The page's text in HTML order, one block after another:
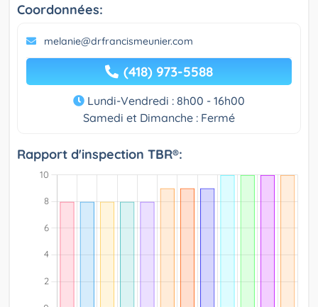
Coordonnées:
melanie@drfrancismeunier.com
(418) 973-5588
Lundi-Vendredi : 8h00 - 16h00
Samedi et Dimanche : Fermé
Rapport d'inspection TBR®: